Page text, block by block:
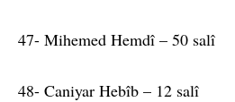
47- Mihemed Hemdî – 50 salî
48- Caniyar Hebîb – 12 salî